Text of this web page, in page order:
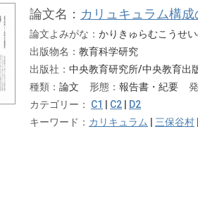
論文名： カリュキュラム構成
論文よみがな： かりきゅらむこうせ
出版物名： 教育科学研究
出版社： 中央教育研究所/中央教育出
種類： 論文 形態： 報告書・紀要
カテゴリー： C1 | C2 | D2
キーワード： カリキュラム | 三保谷村 |